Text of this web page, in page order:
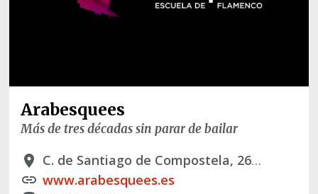
Arabesquees
Más de tres décadas sin parar de bailar
place
C. de Santiago de Compostela, 26, - 28034 Madrid
link www.arabesquees.es